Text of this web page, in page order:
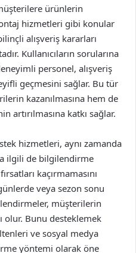
ürünlerin
hizmetleri gibi konular
alışveriş kararları
Kullanıcıların sorularına
personel, alışveriş
geçmesini sağlar. Bu tür
kazanılmasına hem de
artırılmasına katkı sağlar.
hizmetleri, aynı zamanda
ilgili de bilgilendirme
kaçırmamasını
veya sezon sonu
müşterilerin
olur. Bunu desteklemek
ve sosyal medya
yöntemi olarak öne